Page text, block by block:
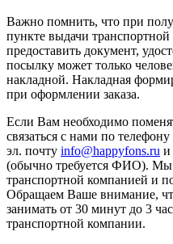
Важно помнить, что при
пункте выдачи
предоставить документ,
посылку может только
накладной. Накладная
при оформлении заказа.
Если Вам необходимо
связаться с нами по
эл. почту info@happyfons.ru и
(обычно требуется ФИО). Мы
транспортной компанией и
Обращаем Ваше внимание,
занимать от 30 минут до 3
транспортной компании.